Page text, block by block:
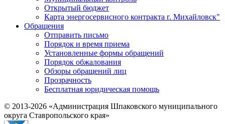
Открытый бюджет
Карта энергосервисного контракта г. Михайловск"
Обращения
Отправить письмо
Порядок и время приема
Установленные формы обращений
Порядок обжалования
Обзоры обращений лиц
Прозрачность
Бесплатная юридическая помощь
© 2013-2026 «Администрация Шпаковского муниципального
округа Ставропольского края»